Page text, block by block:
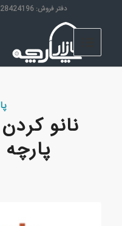
دفتر فروش: 02128424196/ کارشناسان: 09128573405
نانو